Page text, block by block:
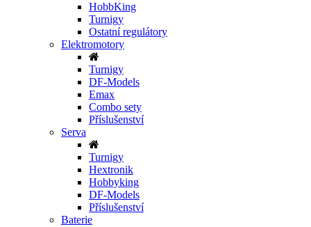
HobbKing
Turnigy
Ostatní regulátory
Elektromotory
Turnigy
DF-Models
Emax
Combo sety
Příslušenství
Serva
Turnigy
Hextronik
Hobbyking
DF-Models
Příslušenství
Baterie